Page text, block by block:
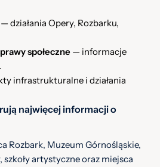
— działania Opery, Rozbarku,
społeczne — informacje
infrastrukturalne i działania
najwięcej informacji o
Rozbark, Muzeum Górnośląskie,
artystyczne oraz miejsca